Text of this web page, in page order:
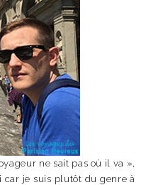
ne sait pas où il va »,
car je suis plutôt du genre à